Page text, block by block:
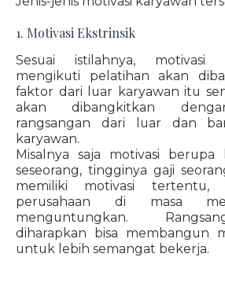
1. Motivasi Ekstrinsik
Sesuai istilahnya, motivasi
mengikuti pelatihan akan
faktor dari luar karyawan itu
akan dibangkitkan
rangsangan dari luar dan
karyawan.
Misalnya saja motivasi berupa
seseorang, tingginya gaji
memiliki motivasi tertentu,
perusahaan di masa
menguntungkan.
diharapkan bisa membangun
untuk lebih semangat bekerja.